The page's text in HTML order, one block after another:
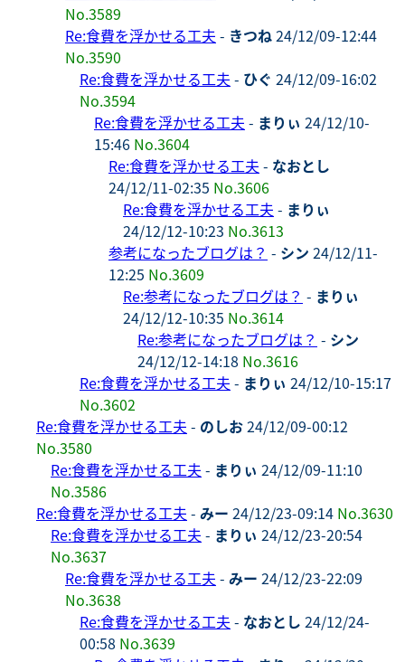
No.3589
Re:食費を浮かせる工夫 - きつね24/12/09-12:44
No.3590
Re:食費を浮かせる工夫 - ひぐ 24/12/09-16:02
No.3594
Re:食費を浮かせる工夫 - まりぃ 24/12/10-
15:46 No.3604
Re:食費を浮かせる工夫 - なおとし
24/12/11-02:35 No.3606
Re:食費を浮かせる工夫 - まりぃ
24/12/12-10:23 No.3613
参考になったブログは？ - シン 24/12/11-
12:25 No.3609
Re:参考になったブログは？ - まりぃ
24/12/12-10:35 No.3614
Re:参考になったブログは？ - シン
24/12/12-14:18 No.3616
Re:食費を浮かせる工夫 - まりぃ 24/12/10-15:17
No.3602
Re:食費を浮かせる工夫 - のしお24/12/09-00:12
No.3580
Re:食費を浮かせる工夫 - まりぃ 24/12/09-11:10
No.3586
Re:食費を浮かせる工夫 - みー 24/12/23-09:14 No.3630
Re:食費を浮かせる工夫 - まりぃ 24/12/23-20:54
No.3637
Re:食費を浮かせる工夫 - みー 24/12/23-22:09
No.3638
Re:食費を浮かせる工夫 - なおとし 24/12/24-
00:58 No.3639